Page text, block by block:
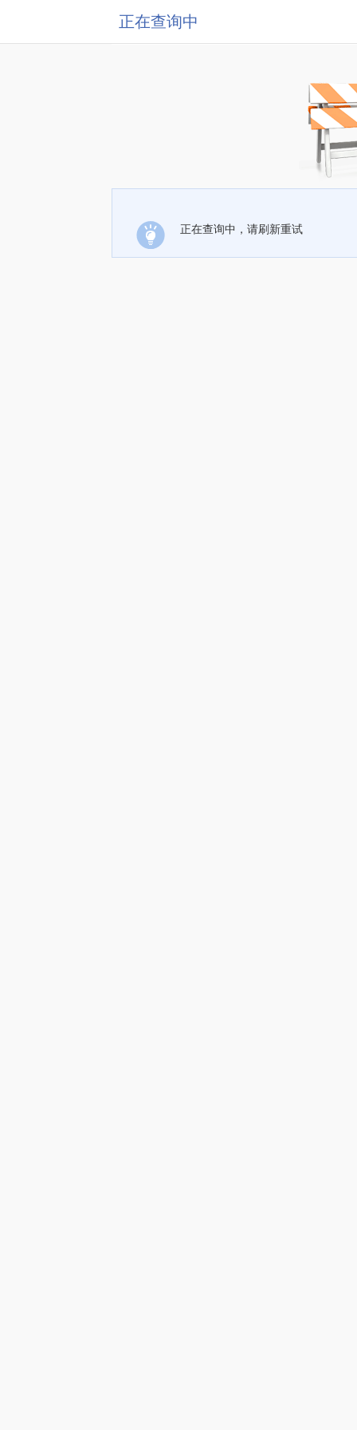
正在查询中
正在查询中，请刷新重试